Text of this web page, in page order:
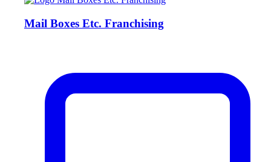
Mail Boxes Etc. Franchising